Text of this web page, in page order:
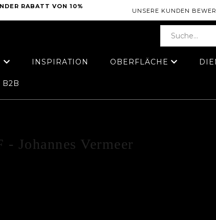
RABATT VON 10%
UNSERE KUNDEN
INSPIRATION OBERFLÄCHE
B2B
Johannes Vermeer